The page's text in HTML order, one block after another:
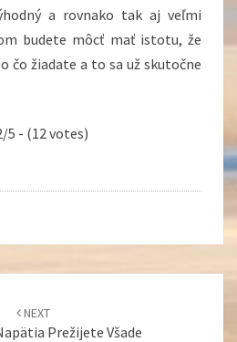
a rovnako tak aj veľmi
budete môcť mať istotu, že
čo žiadate a to sa už skutočne
5 - (12 votes)
NEXT
Prežijete Všade